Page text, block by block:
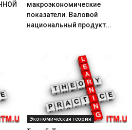
макроэкономические
показатели. Валовой
национальный продукт...
Экономическая теория